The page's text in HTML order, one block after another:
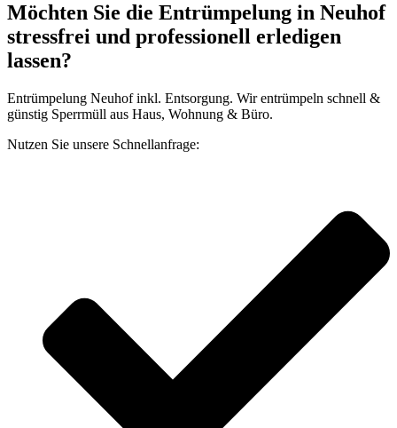
Möchten Sie die Entrümpelung in Neuhof
stressfrei und professionell erledigen
lassen?
Entrümpelung Neuhof inkl. Entsorgung. Wir entrümpeln schnell &
günstig Sperrmüll aus Haus, Wohnung & Büro.
Nutzen Sie unsere Schnellanfrage: